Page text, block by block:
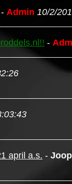
- Admin 10/2/
-
april a.s. - Joop